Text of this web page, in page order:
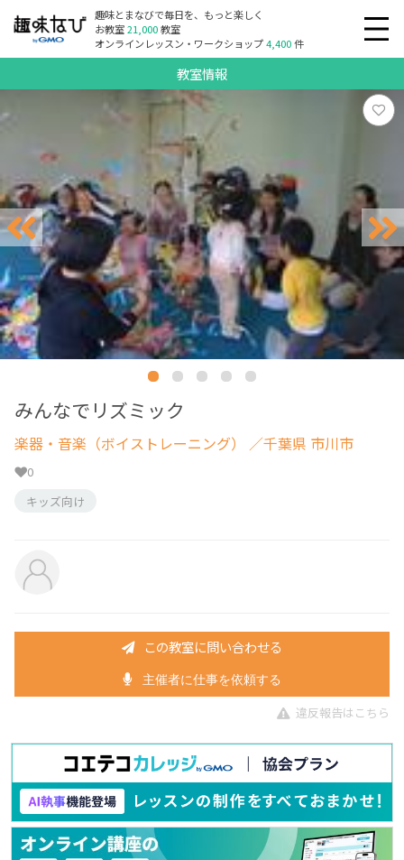
趣味とまなびで毎日を、もっと楽しく
お教室21,000教室
オンラインレッスン・ワークショップ4,400件
教室情報
みんなでリズミック
楽器・音楽（ボイストレーニング） ／千葉県 市川市
0
キッズ向け
この教室に問い合わせる
主催者に仕事を依頼する
違反報告はこちら